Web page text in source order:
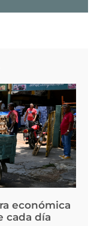
económica
cada día